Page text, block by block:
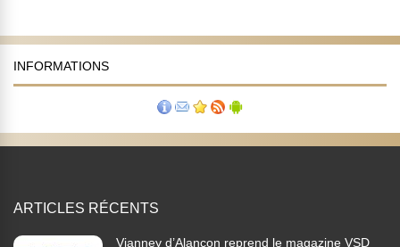
INFORMATIONS
ARTICLES RÉCENTS
Vianney d’Alançon reprend le magazine VSD